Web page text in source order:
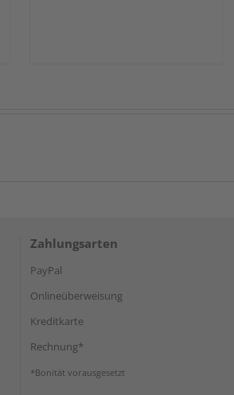
Zahlungsarten
PayPal
Onlineüberweisung
Kreditkarte
Rechnung*
*Bonität vorausgesetzt